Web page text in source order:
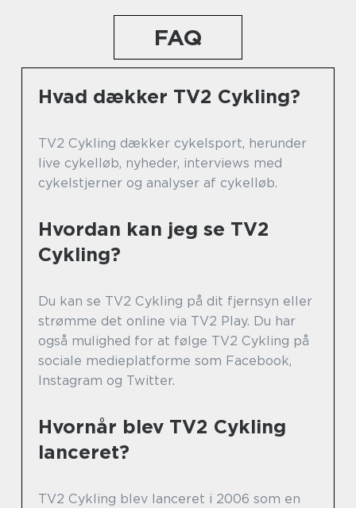
FAQ
Hvad dækker TV2 Cykling?
TV2 Cykling dækker cykelsport, herunder
live cykelløb, nyheder, interviews med
cykelstjerner og analyser af cykelløb.
Hvordan kan jeg se TV2
Cykling?
Du kan se TV2 Cykling på dit fjernsyn eller
strømme det online via TV2 Play. Du har
også mulighed for at følge TV2 Cykling på
sociale medieplatforme som Facebook,
Instagram og Twitter.
Hvornår blev TV2 Cykling
lanceret?
TV2 Cykling blev lanceret i 2006 som en